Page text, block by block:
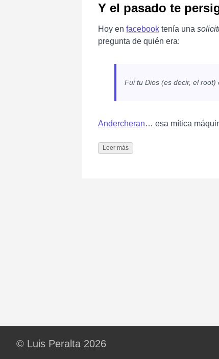
Y el pasado te
Hoy en facebook tenía una
pregunta de quién era:
Fui tu Dios (es decir, el root)
Andercheran… esa mítica
Leer más
© Luis Peralta 2026